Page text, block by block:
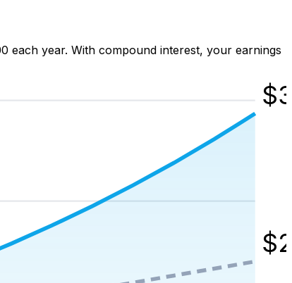
each year. With compound interest, your earnings
$
$